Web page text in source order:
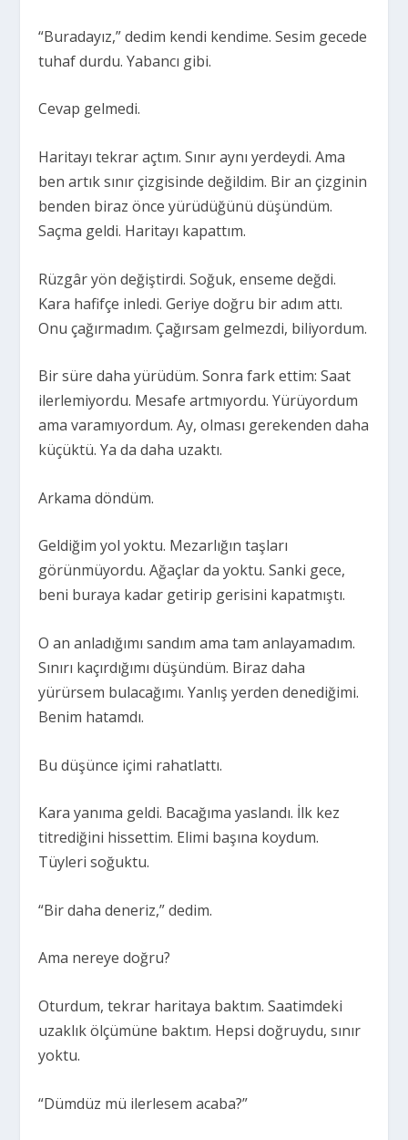
“Buradayız,” dedim kendi kendime. Sesim gecede
tuhaf durdu. Yabancı gibi.
Cevap gelmedi.
Haritayı tekrar açtım. Sınır aynı yerdeydi. Ama
ben artık sınır çizgisinde değildim. Bir an çizginin
benden biraz önce yürüdüğünü düşündüm.
Saçma geldi. Haritayı kapattım.
Rüzgâr yön değiştirdi. Soğuk, enseme değdi.
Kara hafifçe inledi. Geriye doğru bir adım attı.
Onu çağırmadım. Çağırsam gelmezdi, biliyordum.
Bir süre daha yürüdüm. Sonra fark ettim: Saat
ilerlemiyordu. Mesafe artmıyordu. Yürüyordum
ama varamıyordum. Ay, olması gerekenden daha
küçüktü. Ya da daha uzaktı.
Arkama döndüm.
Geldiğim yol yoktu. Mezarlığın taşları
görünmüyordu. Ağaçlar da yoktu. Sanki gece,
beni buraya kadar getirip gerisini kapatmıştı.
O an anladığımı sandım ama tam anlayamadım.
Sınırı kaçırdığımı düşündüm. Biraz daha
yürürsem bulacağımı. Yanlış yerden denediğimi.
Benim hatamdı.
Bu düşünce içimi rahatlattı.
Kara yanıma geldi. Bacağıma yaslandı. İlk kez
titrediğini hissettim. Elimi başına koydum.
Tüyleri soğuktu.
“Bir daha deneriz,” dedim.
Ama nereye doğru?
Oturdum, tekrar haritaya baktım. Saatimdeki
uzaklık ölçümüne baktım. Hepsi doğruydu, sınır
yoktu.
“Dümdüz mü ilerlesem acaba?”